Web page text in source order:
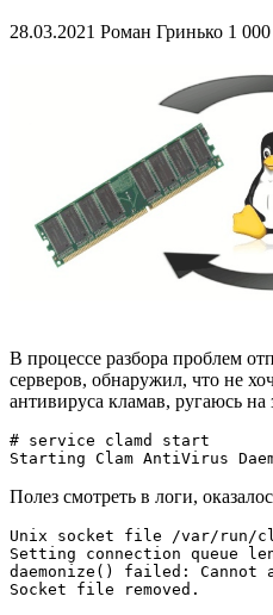
28.03.2021 Роман Гринько 1
В процессе разбора проблем
серверов, обнаружил, что не
антивируса кламав, ругаюсь на
# service clamd start
Starting Clam AntiVirus
Полез смотреть в логи,
Unix socket file /var/run/
Setting connection queue
daemonize() failed: Cannot
Socket file removed.